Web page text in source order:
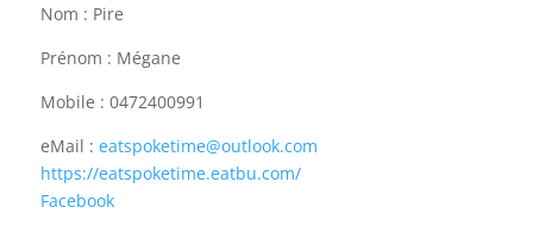
Nom : Pire
Prénom : Mégane
Mobile : 0472400991
eMail : eatspoketime@outlook.com
https://eatspoketime.eatbu.com/
Facebook